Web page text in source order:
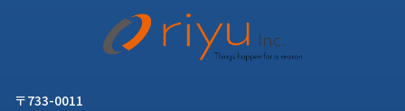
〒733-0011